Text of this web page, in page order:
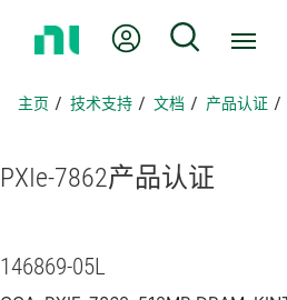
页
我的账户 搜索
主页 技术支持 文档 产品认证
PXIe-7862产品认证
146869-05L